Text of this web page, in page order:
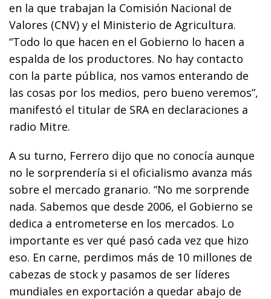
en la que trabajan la Comisión Nacional de
Valores (CNV) y el Ministerio de Agricultura.
“Todo lo que hacen en el Gobierno lo hacen a
espalda de los productores. No hay contacto
con la parte pública, nos vamos enterando de
las cosas por los medios, pero bueno veremos”,
manifestó el titular de SRA en declaraciones a
radio Mitre.
A su turno, Ferrero dijo que no conocía aunque
no le sorprendería si el oficialismo avanza más
sobre el mercado granario. “No me sorprende
nada. Sabemos que desde 2006, el Gobierno se
dedica a entrometerse en los mercados. Lo
importante es ver qué pasó cada vez que hizo
eso. En carne, perdimos más de 10 millones de
cabezas de stock y pasamos de ser líderes
mundiales en exportación a quedar abajo de